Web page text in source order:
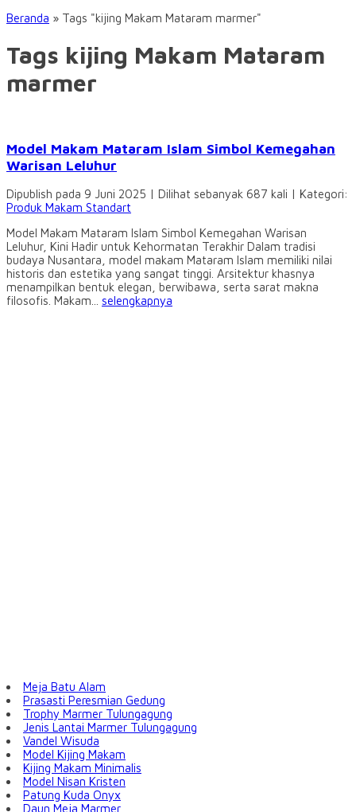
Beranda » Tags "kijing Makam Mataram marmer"
Tags kijing Makam Mataram
marmer
Model Makam Mataram Islam Simbol Kemegahan
Warisan Leluhur
Dipublish pada 9 Juni 2025 | Dilihat sebanyak 687 kali | Kategori:
Produk Makam Standart
Model Makam Mataram Islam Simbol Kemegahan Warisan
Leluhur, Kini Hadir untuk Kehormatan Terakhir Dalam tradisi
budaya Nusantara, model makam Mataram Islam memiliki nilai
historis dan estetika yang sangat tinggi. Arsitektur khasnya
menampilkan bentuk elegan, berwibawa, serta sarat makna
filosofis. Makam... selengkapnya
Meja Batu Alam
Prasasti Peresmian Gedung
Trophy Marmer Tulungagung
Jenis Lantai Marmer Tulungagung
Vandel Wisuda
Model Kijing Makam
Kijing Makam Minimalis
Model Nisan Kristen
Patung Kuda Onyx
Daun Meja Marmer